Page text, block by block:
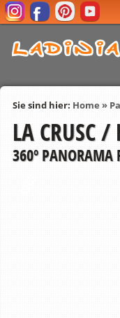
Sie sind hier: Home »
LA CRUSC /
360º PANORAMA